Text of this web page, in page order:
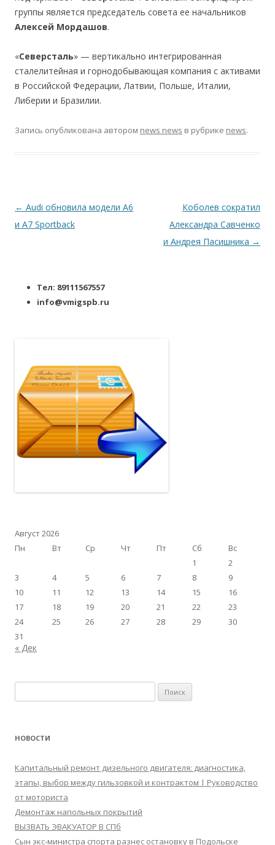
группы является председатель совета ее начальников
Алексей Мордашов.
«Северсталь» — вертикально интегрированная
сталелитейная и горнодобывающая компания с активами
в Российской Федерации, Латвии, Польше, Италии,
Либерии и Бразилии.
Запись опубликована автором news news в рубрике news.
Навигация по записям
← Audi обновила модели A6
и A7 Sportback
Коболев сократил
Александра Савченко
и Андрея Пасишника →
Тел: 89111567557
info@vmigspb.ru
Август 2026
Пн
Вт Ср Чт Пт Сб
Вс
1
2
3
4 5 6 7 8
9
10
11 12 13 14 15
16
17
18 19 20 21 22
23
24
25 26 27 28 29
30
31
« Дек
НОВОСТИ
Капитальный ремонт дизельного двигателя: диагностика,
этапы, выбор между гильзовкой и контрактом | Руководство
от моториста
Демонтаж напольных покрытий
ВЫЗВАТЬ ЭВАКУАТОР В СПб
Сын экс-министра спорта разнес остановку в Подольске